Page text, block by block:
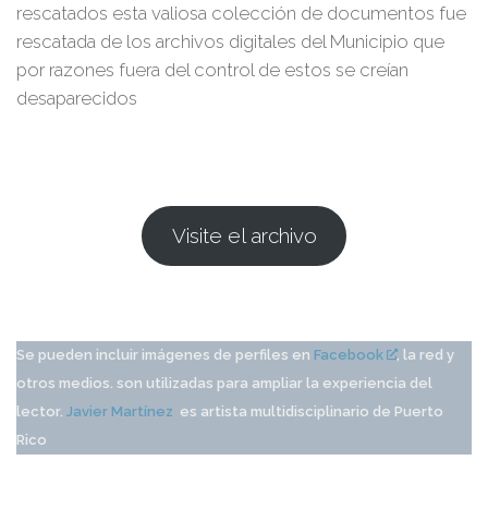
rescatados esta valiosa colección de documentos fue
rescatada de los archivos digitales del Municipio que
por razones fuera del control de estos se creían
desaparecidos
Visite el archivo
Se pueden incluir imágenes de perfiles en Facebook
, la red y
otros medios. son utilizadas para ampliar la experiencia del
lector. Javier Martínez es artista multidisciplinario de Puerto
Rico